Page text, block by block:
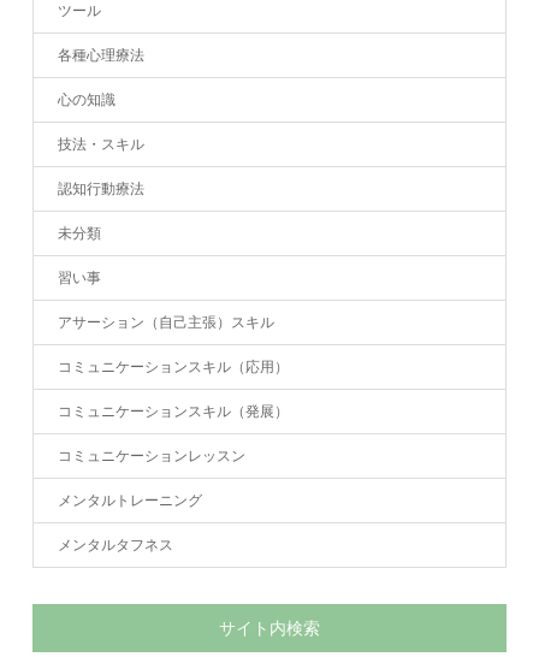
ツール
各種心理療法
心の知識
技法・スキル
認知行動療法
未分類
習い事
アサーション（自己主張）スキル
コミュニケーションスキル（応用）
コミュニケーションスキル（発展）
コミュニケーションレッスン
メンタルトレーニング
メンタルタフネス
サイト内検索